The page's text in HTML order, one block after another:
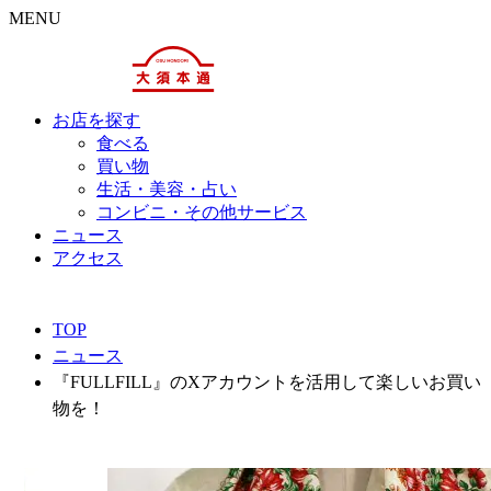
MENU
お店を探す
食べる
買い物
生活・美容・占い
コンビニ・その他サービス
ニュース
アクセス
TOP
ニュース
『FULLFILL』のXアカウントを活用して楽しいお買い
物を！